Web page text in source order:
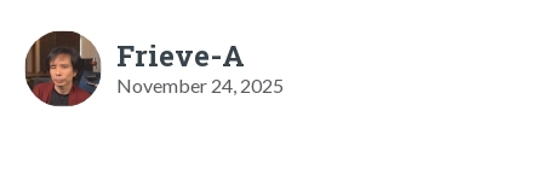
Frieve-A
November 24, 2025